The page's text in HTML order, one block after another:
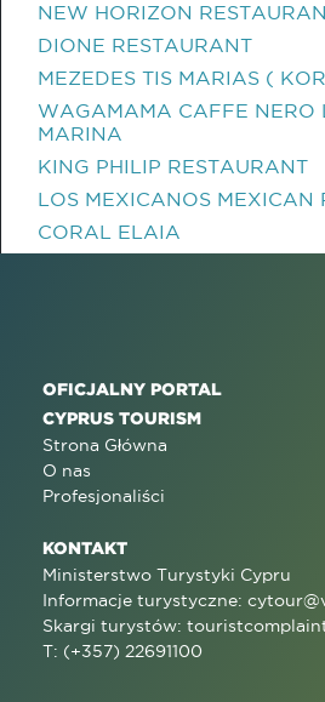
NEW HORIZON
DIONE RESTAURANT
MEZEDES TIS MARIAS (
WAGAMAMA CAFFE NERO
MARINA
KING PHILIP RESTAURANT
LOS MEXICANOS MEXICAN
CORAL ELAIA
OFICJALNY PORTAL
CYPRUS TOURISM
Strona Główna
O nas
Profesjonaliści
KONTAKT
Ministerstwo Turystyki Cypru
Informacje turystyczne:
Skargi turystów:
T: (+357) 22691100